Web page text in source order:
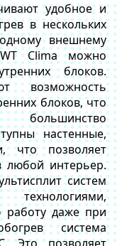
удобное и
в нескольких
внешнему
Clima можно
блоков.
возможность
блоков, что
настенные,
что позволяет
любой интерьер.
систем
даже при
система